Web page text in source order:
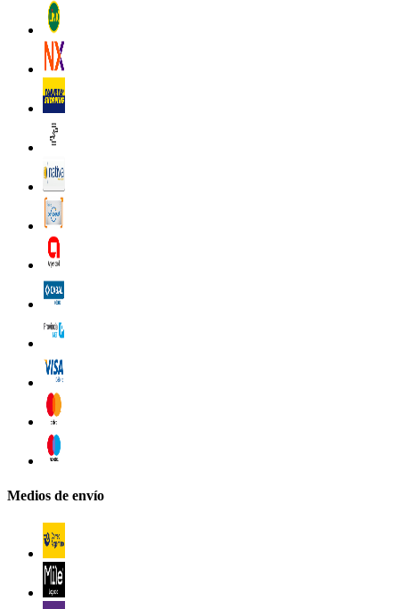
Medios de envío